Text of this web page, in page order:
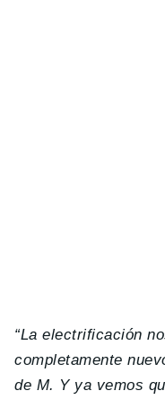
“La electrificación
completamente
de M. Y ya vemos